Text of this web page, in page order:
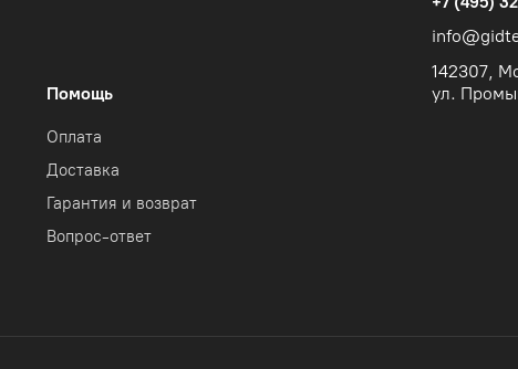
Помощь
Оплата
Доставка
Гарантия и возврат
Вопрос-ответ
142307,
ул.